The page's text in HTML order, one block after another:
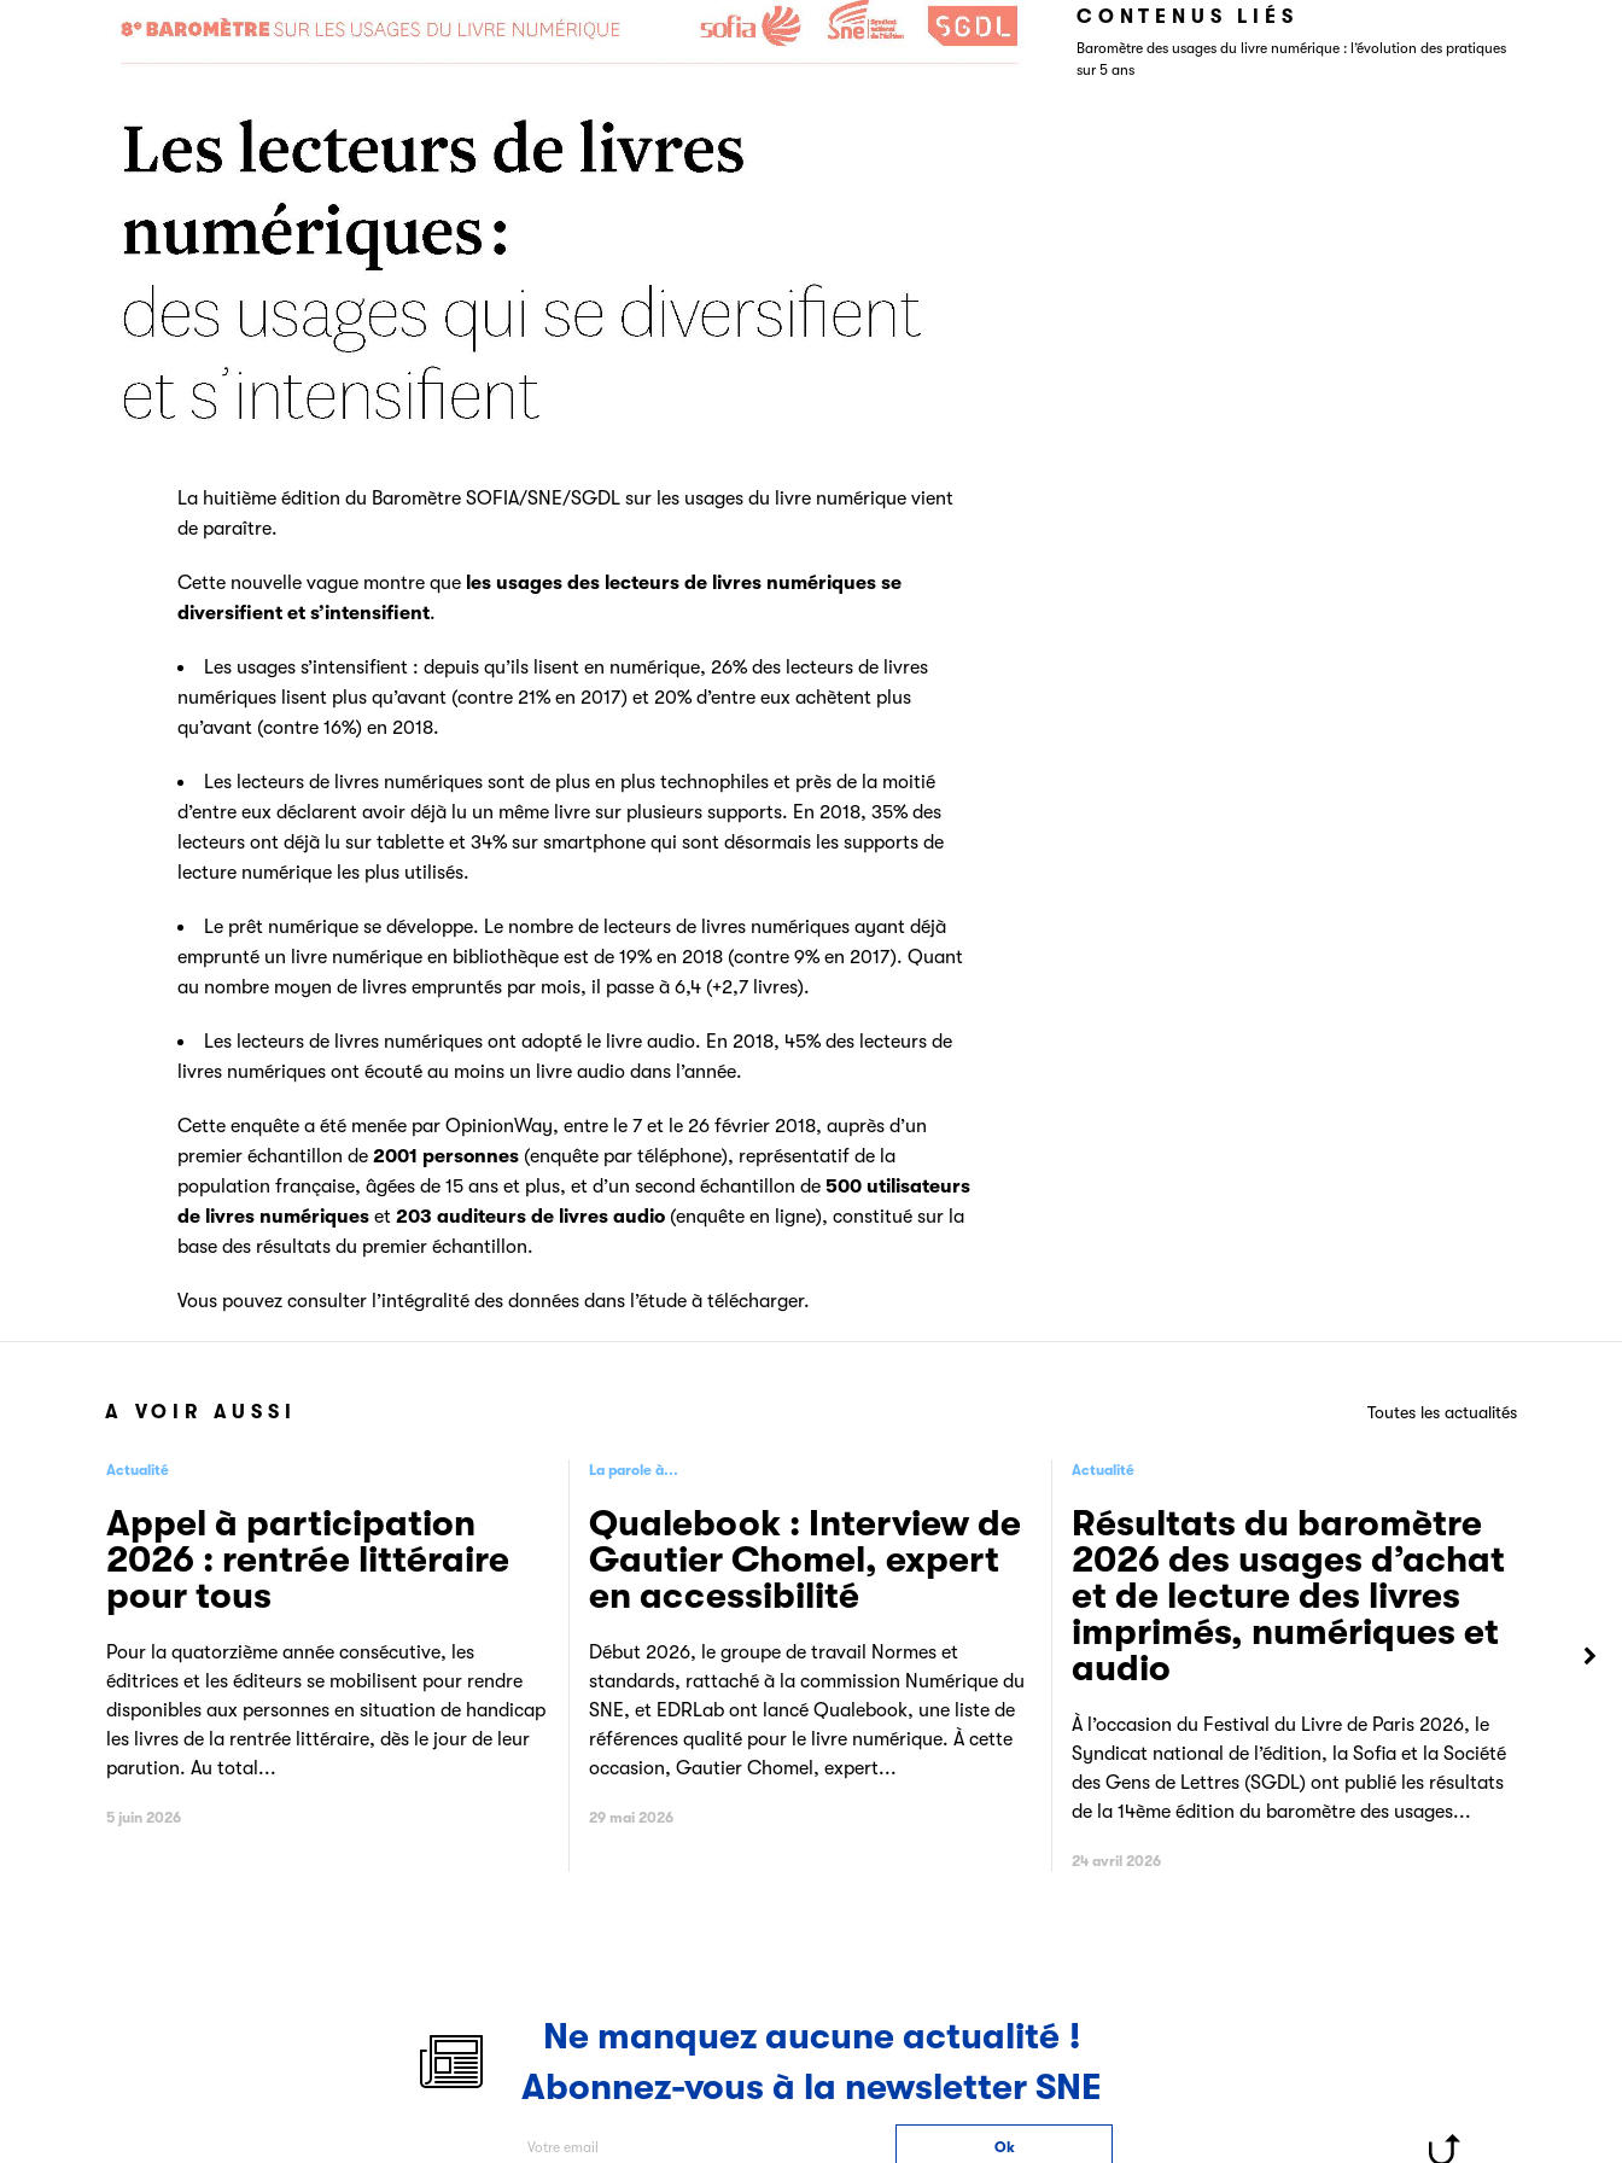
La huitième édition du Baromètre SOFIA/SNE/SGDL sur les usages du livre numérique vient
de paraître.
Cette nouvelle vague montre que les usages des lecteurs de livres numériques se
diversifient et s’intensifient.
Les usages s’intensifient : depuis qu’ils lisent en numérique, 26% des lecteurs de livres
numériques lisent plus qu’avant (contre 21% en 2017) et 20% d’entre eux achètent plus
qu’avant (contre 16%) en 2018.
Les lecteurs de livres numériques sont de plus en plus technophiles et près de la moitié
d’entre eux déclarent avoir déjà lu un même livre sur plusieurs supports. En 2018, 35% des
lecteurs ont déjà lu sur tablette et 34% sur smartphone qui sont désormais les supports de
lecture numérique les plus utilisés.
Le prêt numérique se développe. Le nombre de lecteurs de livres numériques ayant déjà
emprunté un livre numérique en bibliothèque est de 19% en 2018 (contre 9% en 2017). Quant
au nombre moyen de livres empruntés par mois, il passe à 6,4 (+2,7 livres).
Les lecteurs de livres numériques ont adopté le livre audio. En 2018, 45% des lecteurs de
livres numériques ont écouté au moins un livre audio dans l’année.
Cette enquête a été menée par OpinionWay, entre le 7 et le 26 février 2018, auprès d’un
premier échantillon de 2001 personnes (enquête par téléphone), représentatif de la
population française, âgées de 15 ans et plus, et d’un second échantillon de 500 utilisateurs
de livres numériques et 203 auditeurs de livres audio (enquête en ligne), constitué sur la
base des résultats du premier échantillon.
Vous pouvez consulter l’intégralité des données dans l’étude à télécharger.
CONTENUS LIÉS
Baromètre des usages du livre numérique : l’évolution des pratiques
sur 5 ans
A VOIR AUSSI Toutes les actualités
Actualité
Appel à participation
2026 : rentrée littéraire
pour tous
Pour la quatorzième année consécutive, les
éditrices et les éditeurs se mobilisent pour rendre
disponibles aux personnes en situation de handicap
les livres de la rentrée littéraire, dès le jour de leur
parution. Au total...
5 juin 2026
La parole à...
Qualebook : Interview de
Gautier Chomel, expert
en accessibilité
Début 2026, le groupe de travail Normes et
standards, rattaché à la commission Numérique du
SNE, et EDRLab ont lancé Qualebook, une liste de
références qualité pour le livre numérique. À cette
occasion, Gautier Chomel, expert...
29 mai 2026
Actualité
Résultats du baromètre
2026 des usages d’achat
et de lecture des livres
imprimés, numériques et
audio
À l’occasion du Festival du Livre de Paris 2026, le
Syndicat national de l’édition, la Sofia et la Société
des Gens de Lettres (SGDL) ont publié les résultats
de la 14ème édition du baromètre des usages...
24 avril 2026
Ne manquez aucune actualité !
Abonnez-vous à la newsletter SNE